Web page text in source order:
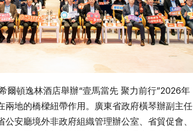
爾頓逸林酒店舉辦“壹馬當先 聚力前行”2026年
地的橋樑紐帶作用。廣東省政府橫琴辦副主任
安廳境外非政府組織管理辦公室、省貿促會、